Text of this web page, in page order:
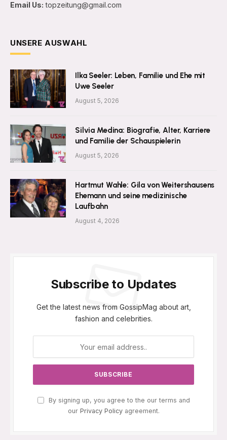
Email Us: topzeitung@gmail.com
UNSERE AUSWAHL
Ilka Seeler: Leben, Familie und Ehe mit
Uwe Seeler
August 5, 2026
Silvia Medina: Biografie, Alter, Karriere
und Familie der Schauspielerin
August 5, 2026
Hartmut Wahle: Gila von Weitershausens
Ehemann und seine medizinische
Laufbahn
August 4, 2026
Subscribe to Updates
Get the latest news from GossipMag about art,
fashion and celebrities.
By signing up, you agree to the our terms and
our Privacy Policyagreement.